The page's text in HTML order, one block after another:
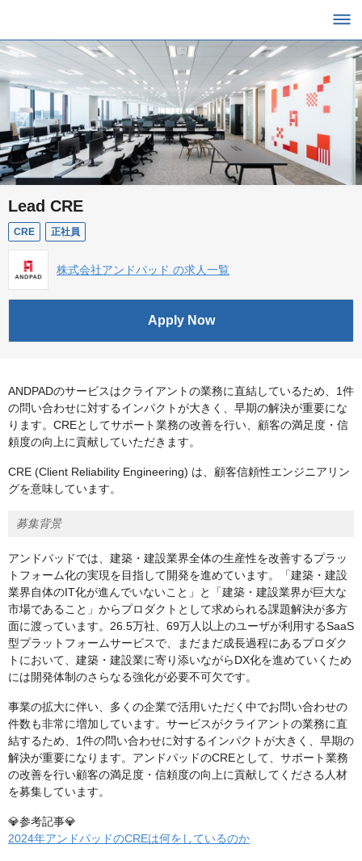
Lead CRE
CRE 正社員
株式会社アンドパッド の求人一覧
Apply Now
ANDPADのサービスはクライアントの業務に直結しているため、1件
の問い合わせに対するインパクトが大きく、早期の解決が重要にな
ります。CREとしてサポート業務の改善を行い、顧客の満足度・信
頼度の向上に貢献していただきます。
CRE (Client Reliability Engineering) は、顧客信頼性エンジニアリン
グを意味しています。
募集背景
アンドパッドでは、建築・建設業界全体の生産性を改善するプラッ
トフォーム化の実現を目指して開発を進めています。「建築・建設
業界自体のIT化が進んでいないこと」と「建築・建設業界が巨大な
市場であること」からプロダクトとして求められる課題解決が多方
面に渡っています。26.5万社、69万人以上のユーザが利用するSaaS
型プラットフォームサービスで、まだまだ成長過程にあるプロダク
トにおいて、建築・建設業に寄り添いながらDX化を進めていくため
には開発体制のさらなる強化が必要不可欠です。
事業の拡大に伴い、多くの企業で活用いただく中でお問い合わせの
件数も非常に増加しています。サービスがクライアントの業務に直
結するため、1件の問い合わせに対するインパクトが大きく、早期の
解決が重要になります。アンドパッドのCREとして、サポート業務
の改善を行い顧客の満足度・信頼度の向上に貢献してくださる人材
を募集しています。
💎参考記事💎
2024年アンドパッドのCREは何をしているのか